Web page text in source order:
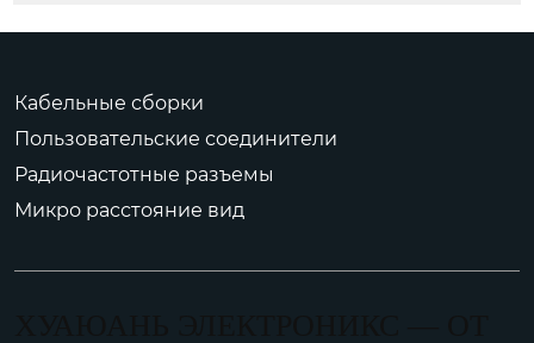
Кабельные сборки
Пользовательские соединители
Радиочастотные разъемы
Микро расстояние вид